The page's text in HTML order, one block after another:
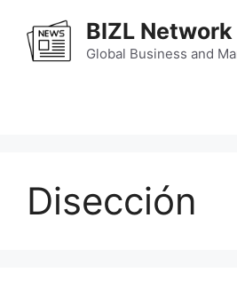
content
BIZL Network
Global Business and
Disección